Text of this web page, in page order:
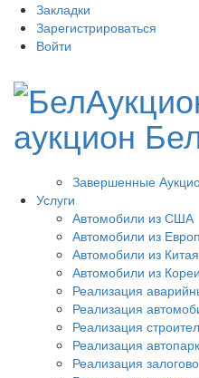
Закладки
Зарегистрироваться
Войти
Завершенные
Услуги
Автомобили из США
Автомобили из
Автомобили из Китая
Автомобили из Кореи
Реализация
Реализация
Реализация
Реализация
Реализация